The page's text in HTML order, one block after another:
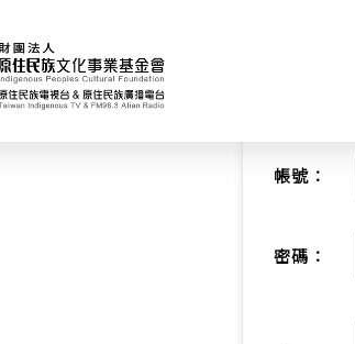
帳號：
密碼：